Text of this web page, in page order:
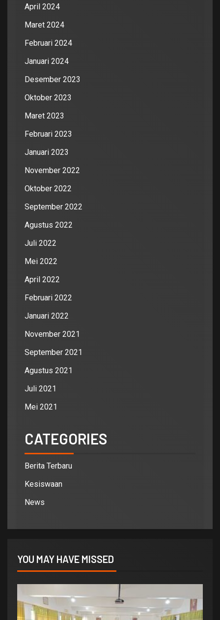
April 2024
Maret 2024
Februari 2024
Januari 2024
Desember 2023
Oktober 2023
Maret 2023
Februari 2023
Januari 2023
November 2022
Oktober 2022
September 2022
Agustus 2022
Juli 2022
Mei 2022
April 2022
Februari 2022
Januari 2022
November 2021
September 2021
Agustus 2021
Juli 2021
Mei 2021
CATEGORIES
Berita Terbaru
Kesiswaan
News
YOU MAY HAVE MISSED